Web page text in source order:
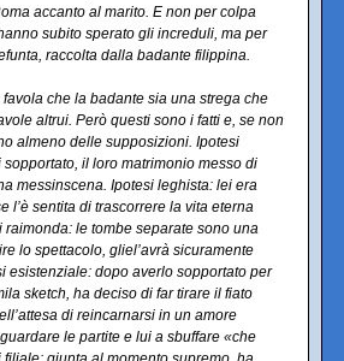
accanto al marito. E non per colpa
subito sperato gli increduli, ma per
raccolta dalla badante filippina.
che la badante sia una strega che
altrui. Però questi sono i fatti e, se non
almeno delle supposizioni. Ipotesi
il loro matrimonio messo di
messinscena. Ipotesi leghista: lei era
l’è sentita di trascorrere la vita eterna
raimonda: le tombe separate sono una
lo spettacolo, gliel’avrà sicuramente
esistenziale: dopo averlo sopportato per
sketch, ha deciso di far tirare il fiato
di reincarnarsi in un amore
le partite e lui a sbuffare «che